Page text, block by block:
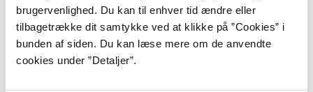
brugervenlighed. Du kan til enhver tid ændre eller
tilbagetrække dit samtykke ved at klikke på ”Cookies” i
bunden af siden. Du kan læse mere om de anvendte
cookies under ”Detaljer”.
Find og lån i bibliotek.dk: Fiirgaard, Søren-Peter:
Troen på det gode menneske. Kristeligt Dagblad,
2009-06-01.
Law, Jackie: Author Interview: Auður Ava Ólafsdóttir.